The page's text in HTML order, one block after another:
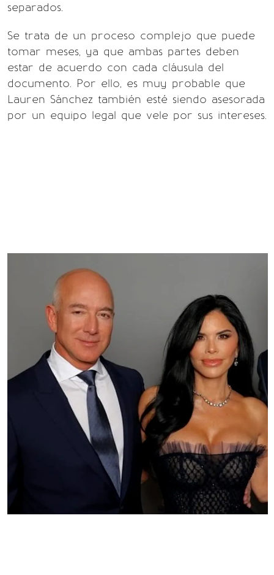
separados.
Se trata de un proceso complejo que puede
tomar meses, ya que ambas partes deben
estar de acuerdo con cada cláusula del
documento. Por ello, es muy probable que
Lauren Sánchez también esté siendo asesorada
por un equipo legal que vele por sus intereses.